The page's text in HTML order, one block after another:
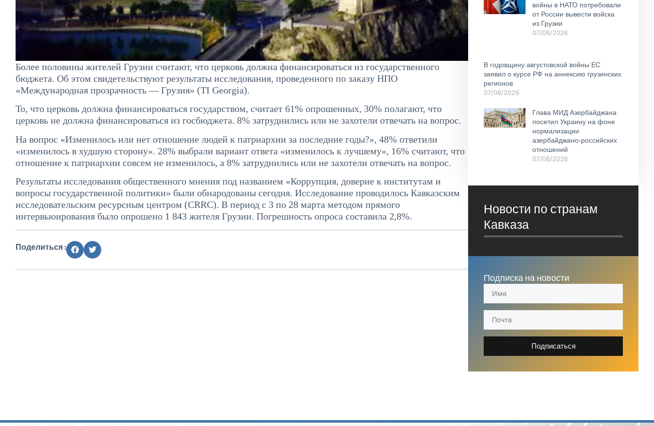
Более половины жителей Грузии считают, что церковь должна финансироваться из государственного
бюджета. Об этом свидетельствуют результаты исследования, проведенного по заказу НПО
«Международная прозрачность — Грузия» (TI Georgia).
То, что церковь должна финансироваться государством, считает 61% опрошенных, 30% полагают, что
церковь не должна финансироваться из госбюджета. 8% затруднились или не захотели отвечать на вопрос.
На вопрос «Изменилось или нет отношение людей к патриархии за последние годы?», 48% ответили
«изменилось в худшую сторону». 28% выбрали вариант ответа «изменилось к лучшему», 16% считают, что
отношение к патриархии совсем не изменилось, а 8% затруднились или не захотели отвечать на вопрос.
Результаты исследования общественного мнения под названием «Коррупция, доверие к институтам и
вопросы государственной политики» были обнародованы сегодня. Исследование проводилось Кавказским
исследовательским ресурсным центром (CRRC). В период с 3 по 28 марта методом прямого
интервьюирования было опрошено 1 843 жителя Грузии. Погрешность опроса составила 2,8%.
Поделиться :
войны в НАТО потребовали
от России вывести войска
из Грузии
07/08/2026
В годовщину августовской войны ЕС
заявил о курсе РФ на аннексию грузинских
регионов
07/08/2026
Глава МИД Азербайджана
посетил Украину на фоне
нормализации
азербайджано-российских
отношений
07/08/2026
Новости по странам
Кавказа
Подписка на новости
Подписаться